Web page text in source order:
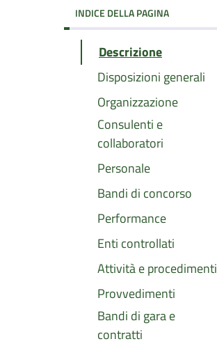
INDICE DELLA PAGINA
Descrizione
Disposizioni generali
Organizzazione
Consulenti e
collaboratori
Personale
Bandi di concorso
Performance
Enti controllati
Attività e procedimenti
Provvedimenti
Bandi di gara e
contratti